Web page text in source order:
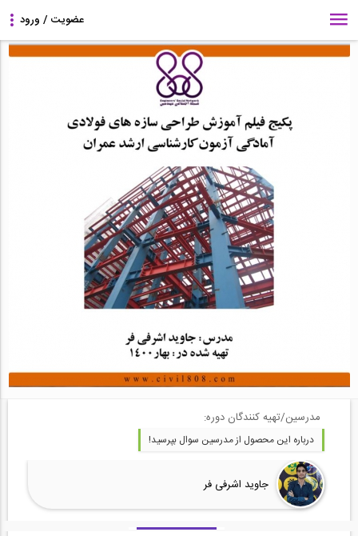
مدرسین/تهیه کنندگان دوره:
درباره این محصول از مدرسین سوال بپرسید!
جاوید اشرفی فر